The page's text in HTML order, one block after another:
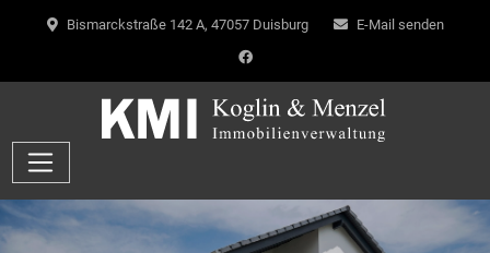
Bismarckstraße 142 A, 47057 Duisburg E-Mail senden